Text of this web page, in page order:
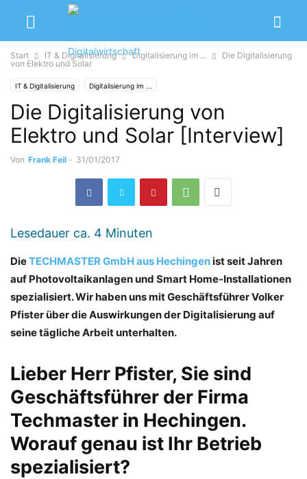
Start IT & Digitalisierung Digitalisierung im ...
Die Digitalisierung
von Elektro und Solar
IT & Digitalisierung Digitalisierung im ...
Die Digitalisierung von
Elektro und Solar [Interview]
Von Frank Feil - 31/01/2017
Lesedauer ca. 4 Minuten
DieTECHMASTER GmbH aus Hechingenist seit Jahren
auf Photovoltaikanlagen und Smart Home-Installationen
spezialisiert. Wir haben uns mit Geschäftsführer Volker
Pfister über die Auswirkungen der Digitalisierung auf
seine tägliche Arbeit unterhalten.
Lieber Herr Pfister, Sie sind
Geschäftsführer der Firma
Techmaster in Hechingen.
Worauf genau ist Ihr Betrieb
spezialisiert?